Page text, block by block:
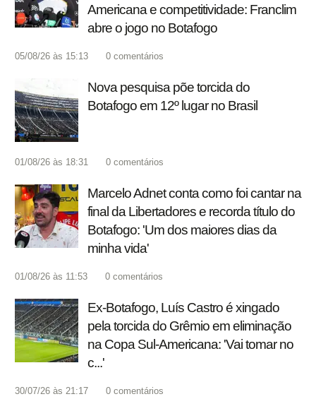
Americana e competitividade: Franclim
abre o jogo no Botafogo
05/08/26 às 15:13 0 comentários
Nova pesquisa põe torcida do
Botafogo em 12º lugar no Brasil
01/08/26 às 18:31 0 comentários
Marcelo Adnet conta como foi cantar na
final da Libertadores e recorda título do
Botafogo: 'Um dos maiores dias da
minha vida'
01/08/26 às 11:53 0 comentários
Ex-Botafogo, Luís Castro é xingado
pela torcida do Grêmio em eliminação
na Copa Sul-Americana: 'Vai tomar no
c...'
30/07/26 às 21:17 0 comentários